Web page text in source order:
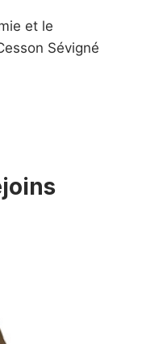
et le
Sévigné